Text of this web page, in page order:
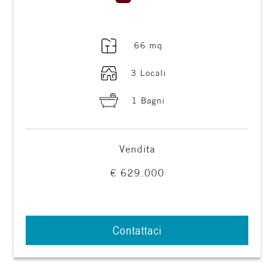
66 mq
3 Locali
1 Bagni
Vendita
€ 629.000
Contattaci
2